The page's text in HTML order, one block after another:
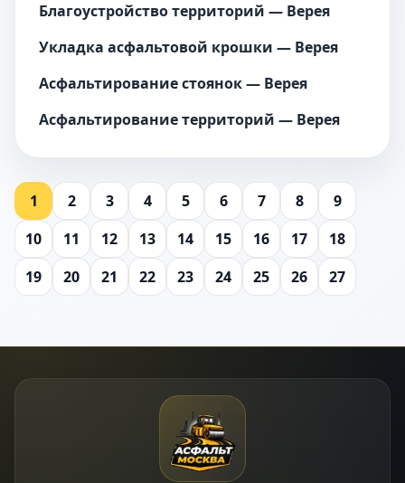
Благоустройство территорий — Верея
Укладка асфальтовой крошки — Верея
Асфальтирование стоянок — Верея
Асфальтирование территорий — Верея
1 2 3 4 5 6 7 8
9
10
11 12 13 14 15 16 17
18
19
20 21 22 23 24 25 26 27